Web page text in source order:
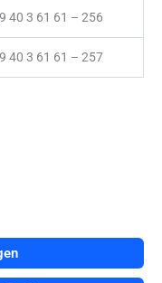
40 3 61 61 – 256
40 3 61 61 – 257